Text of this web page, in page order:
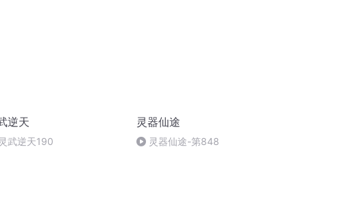
逆天
灵武逆天190
灵器仙途
灵器仙途-第848